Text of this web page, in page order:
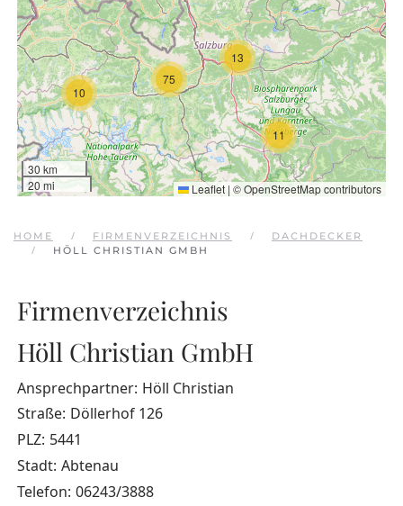
10
11
13
75
30 km
20 mi
Leaflet | ©OpenStreetMapcontributors
HOME FIRMENVERZEICHNIS
DACHDECKER
HÖLL CHRISTIAN GMBH
Firmenverzeichnis
Höll Christian GmbH
Ansprechpartner: Höll Christian
Straße: Döllerhof 126
PLZ: 5441
Stadt: Abtenau
Telefon: 06243/3888